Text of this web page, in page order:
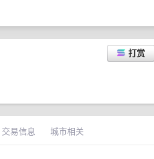
打赏
交易信息 城市相关